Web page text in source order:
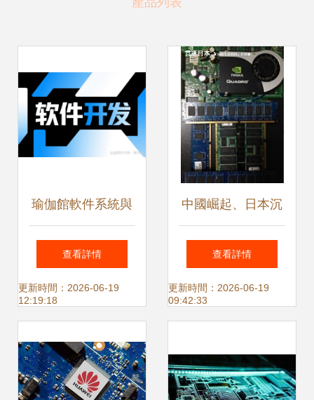
瑜伽館軟件系統與
集成電路設計的協
同創新路徑
查看詳情
更新時間：2026-06-19
12:19:18
中國崛起、日本沉
浮 半導體行業進入
中美韓“三國時
路設計新格局
查看詳情
更新時間：2026-06-19
09:42:33